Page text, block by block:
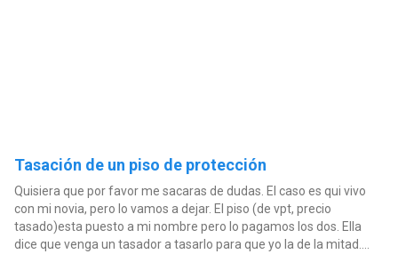
Tasación de un piso de protección
Quisiera que por favor me sacaras de dudas. El caso es qui vivo
con mi novia, pero lo vamos a dejar. El piso (de vpt, precio
tasado)esta puesto a mi nombre pero lo pagamos los dos. Ella
dice que venga un tasador a tasarlo para que yo la de la mitad....